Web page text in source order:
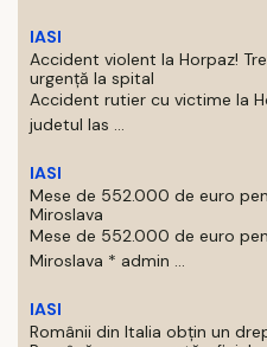
IASI
Accident violent la Horpaz!
urgență la spital
Accident rutier cu victime la
judetul Ias ...
IASI
Mese de 552.000 de euro
Miroslava
Mese de 552.000 de euro
Miroslava * admin ...
IASI
Românii din Italia obțin un